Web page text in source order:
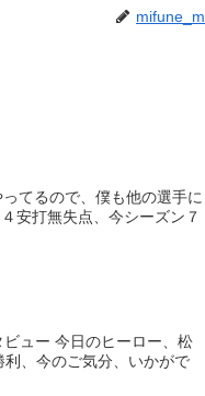
mifune_m
てるので、僕も他の選手に
安打無失点、今シーズン７
ュー 今日のヒーロー、松
、今のご気分、いかがで